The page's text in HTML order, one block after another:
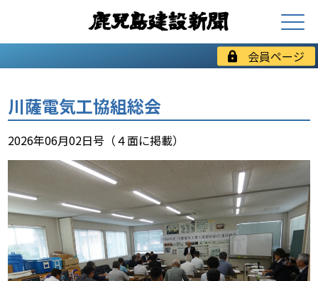
会員ページ
川薩電気工協組総会
2026年06月02日号（４面に掲載）